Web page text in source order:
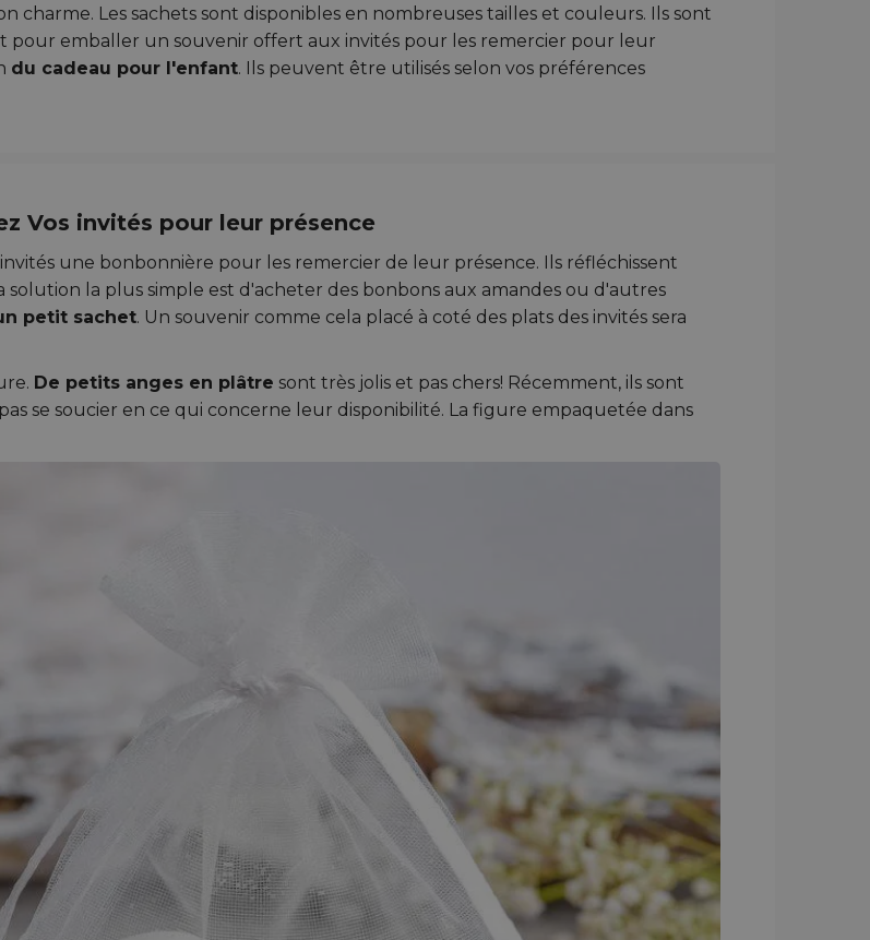
charme. Les sachets sont disponibles en nombreuses tailles et couleurs. Ils sont
pour emballer un souvenir offert aux invités pour les remercier pour leur
du cadeau pour l'enfant. Ils peuvent être utilisés selon vos préférences
Vos invités pour leur présence
une bonbonnière pour les remercier de leur présence. Ils réfléchissent
la plus simple est d'acheter des bonbons aux amandes ou d'autres
petit sachet. Un souvenir comme cela placé à coté des plats des invités sera
De petits anges en plâtre sont très jolis et pas chers! Récemment, ils sont
se soucier en ce qui concerne leur disponibilité. La figure empaquetée dans